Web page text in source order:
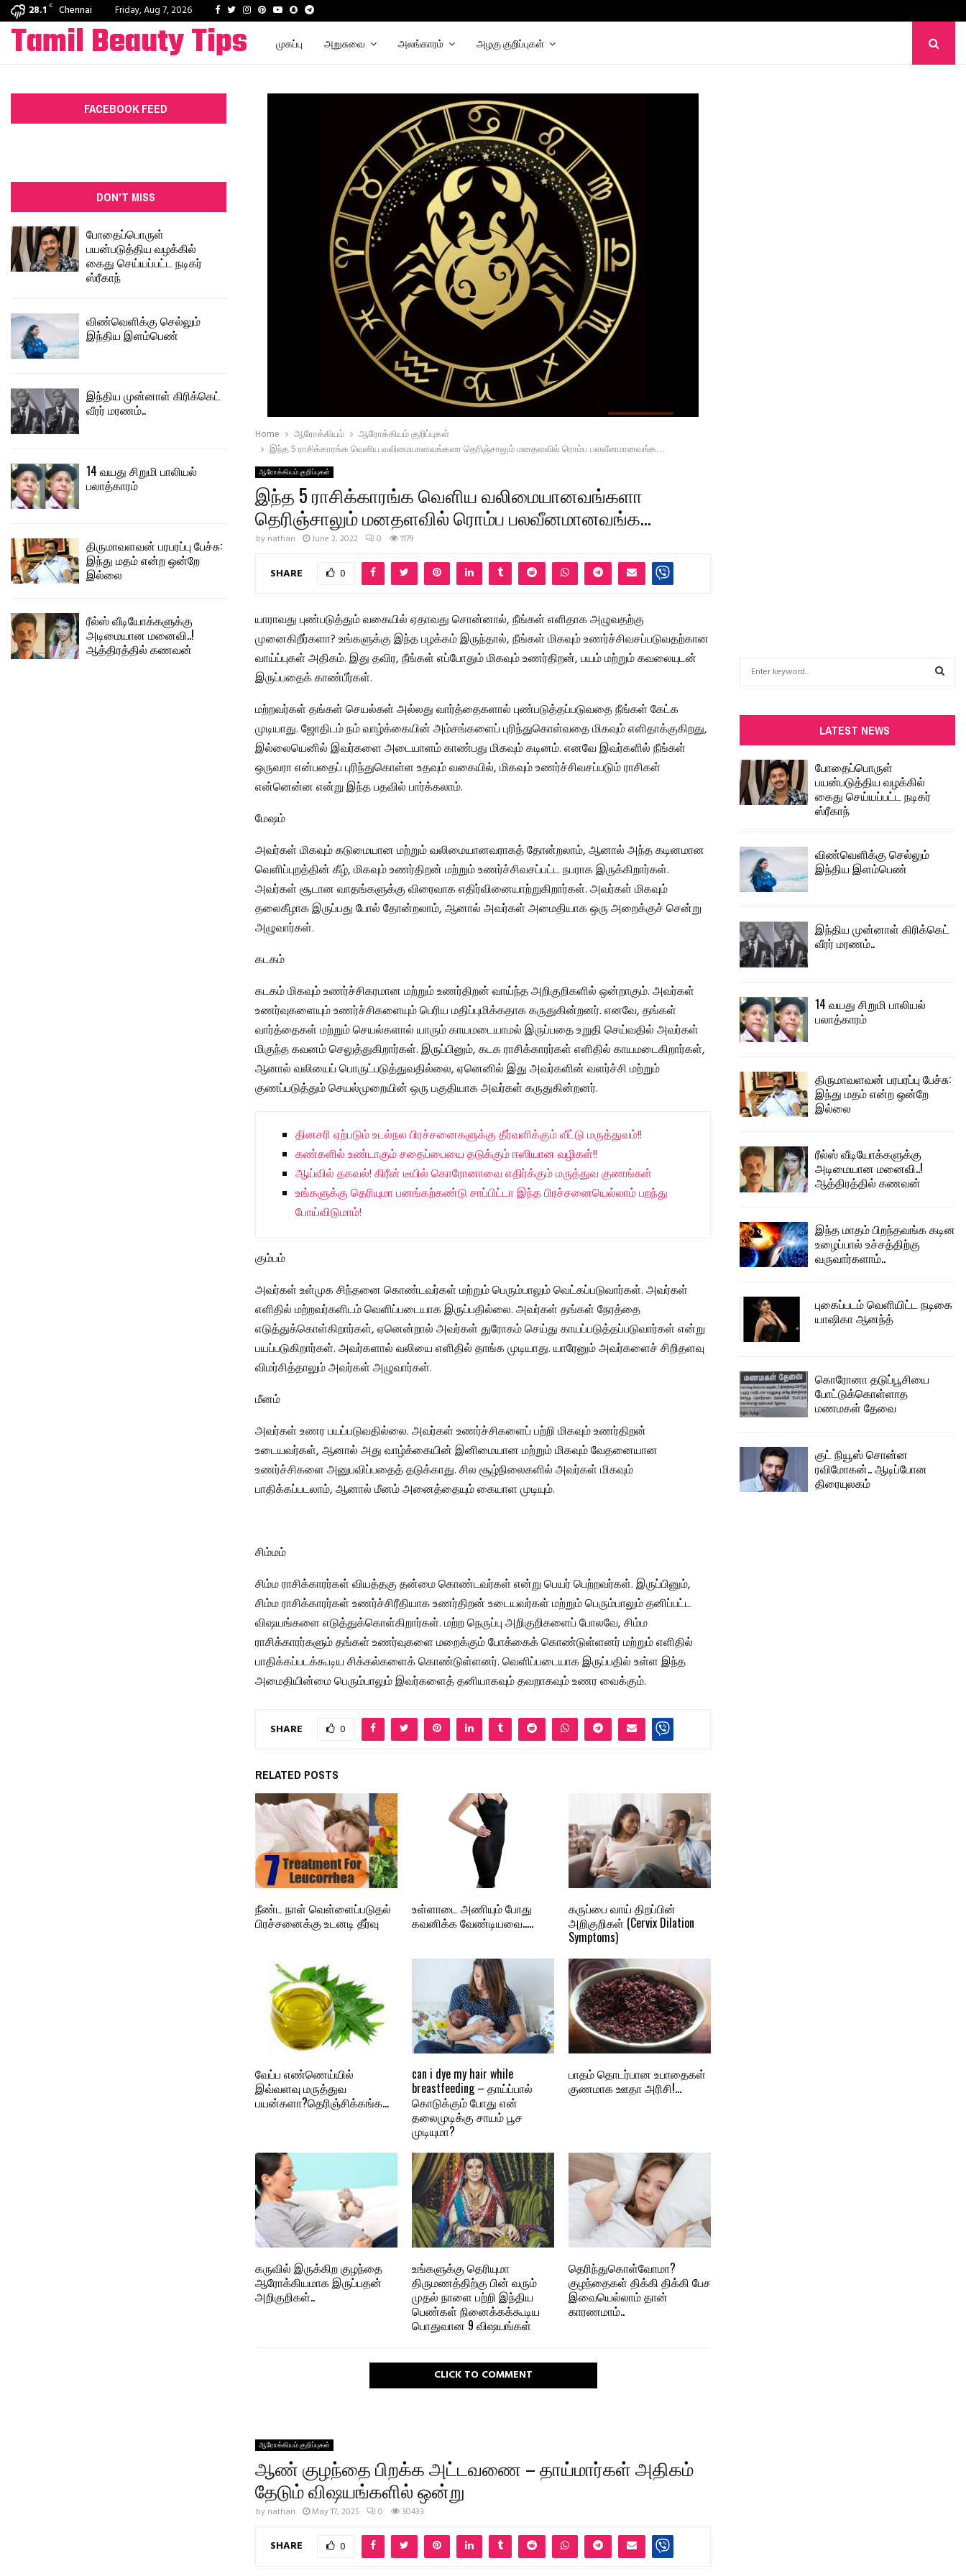
28.1 C Chennai Friday, Aug 7, 2026 Facebook
TwitterInstagram
PinterestYoutube
SnapchatTelegram
Tamil Beauty Tips முகப்பு அறுசுவை அலங்காரம் அழகு குறிப்புகள்
Home ஆரோக்கியம்
ஆரோக்கியம் குறிப்புகள்
இந்த 5 ராசிக்காரங்க வெளிய வலிமையானவங்களா தெரிஞ்சாலும் மனதளவில் ரொம்ப பலவீனமானவங்க…
ஆரோக்கியம் குறிப்புகள்
இந்த 5 ராசிக்காரங்க வெளிய வலிமையானவங்களா
தெரிஞ்சாலும் மனதளவில் ரொம்ப பலவீனமானவங்க…
by nathan June 2, 2022 0 1179
SHARE 0
யாராவது புண்படுத்தும் வகையில் ஏதாவது சொன்னால், நீங்கள் எளிதாக அழுவதற்கு
முனைகிறீர்களா? உங்களுக்கு இந்த பழக்கம் இருந்தால், நீங்கள் மிகவும் உணர்ச்சிவசப்படுவதற்கான
வாய்ப்புகள் அதிகம். இது தவிர, நீங்கள் எப்போதும் மிகவும் உணர்திறன், பயம் மற்றும் கவலையுடன்
இருப்பதைக் காண்பீர்கள்.
மற்றவர்கள் தங்கள் செயல்கள் அல்லது வார்த்தைகளால் புண்படுத்தப்படுவதை நீங்கள் கேட்க
முடியாது. ஜோதிடம் நம் வாழ்க்கையின் அம்சங்களைப் புரிந்துகொள்வதை மிகவும் எளிதாக்குகிறது,
இல்லையெனில் இவர்களை அடையாளம் காண்பது மிகவும் கடினம். எனவே இவர்களில் நீங்கள்
ஒருவரா என்பதைப் புரிந்துகொள்ள உதவும் வகையில், மிகவும் உணர்ச்சிவசப்படும் ராசிகள்
என்னென்ன என்று இந்த பதவில் பார்க்கலாம்.
மேஷம்
அவர்கள் மிகவும் கடுமையான மற்றும் வலிமையானவராகத் தோன்றலாம், ஆனால் அந்த கடினமான
வெளிப்புறத்தின் கீழ், மிகவும் உணர்திறன் மற்றும் உணர்ச்சிவசப்பட்ட நபராக இருக்கிறார்கள்.
அவர்கள் சூடான வாதங்களுக்கு விரைவாக எதிர்வினையாற்றுகிறார்கள். அவர்கள் மிகவும்
தலைகீழாக இருப்பது போல் தோன்றலாம், ஆனால் அவர்கள் அமைதியாக ஒரு அறைக்குச் சென்று
அழுவார்கள்.
கடகம்
கடகம் மிகவும் உணர்ச்சிகரமான மற்றும் உணர்திறன் வாய்ந்த அறிகுறிகளில் ஒன்றாகும். அவர்கள்
உணர்வுகளையும் உணர்ச்சிகளையும் பெரிய மதிப்புமிக்கதாக கருதுகின்றனர். எனவே, தங்கள்
வார்த்தைகள் மற்றும் செயல்களால் யாரும் காயமடையாமல் இருப்பதை உறுதி செய்வதில் அவர்கள்
மிகுந்த கவனம் செலுத்துகிறார்கள். இருப்பினும், கடக ராசிக்காரர்கள் எளிதில் காயமடைகிறார்கள்,
ஆனால் வலியைப் பொருட்படுத்துவதில்லை, ஏனெனில் இது அவர்களின் வளர்ச்சி மற்றும்
குணப்படுத்தும் செயல்முறையின் ஒரு பகுதியாக அவர்கள் கருதுகின்றனர்.
தினசரி ஏற்படும் உடல்நல பிரச்சனைகளுக்கு தீர்வளிக்கும் வீட்டு மருத்துவம்!!
கண்களில் உண்டாகும் சதைப்பையை தடுக்கும் ஈஸியான வழிகள்!!
ஆய்வில் தகவல்! கிரீன் டீயில் கொரோனாவை எதிர்க்கும் மருத்துவ குணங்கள்
உங்களுக்கு தெரியுமா பனங்கற்கண்டு சாப்பிட்டா இந்த பிரச்சனையெல்லாம் பறந்து
போய்விடுமாம்!
கும்பம்
அவர்கள் உள்முக சிந்தனை கொண்டவர்கள் மற்றும் பெரும்பாலும் வெட்கப்படுவார்கள். அவர்கள்
எளிதில் மற்றவர்களிடம் வெளிப்படையாக இருப்பதில்லை. அவர்கள் தங்கள் நேரத்தை
எடுத்துக்கொள்கிறார்கள், ஏனென்றால் அவர்கள் துரோகம் செய்து காயப்படுத்தப்படுவார்கள் என்று
பயப்படுகிறார்கள். அவர்களால் வலியை எளிதில் தாங்க முடியாது. யாரேனும் அவர்களைச் சிறிதளவு
விமர்சித்தாலும் அவர்கள் அழுவார்கள்.
மீனம்
அவர்கள் உணர பயப்படுவதில்லை. அவர்கள் உணர்ச்சிகளைப் பற்றி மிகவும் உணர்திறன்
உடையவர்கள், ஆனால் அது வாழ்க்கையின் இனிமையான மற்றும் மிகவும் வேதனையான
உணர்ச்சிகளை அனுபவிப்பதைத் தடுக்காது. சில சூழ்நிலைகளில் அவர்கள் மிகவும்
பாதிக்கப்படலாம், ஆனால் மீனம் அனைத்தையும் கையாள முடியும்.
சிம்மம்
சிம்ம ராசிக்காரர்கள் வியத்தகு தன்மை கொண்டவர்கள் என்று பெயர் பெற்றவர்கள். இருப்பினும்,
சிம்ம ராசிக்காரர்கள் உணர்ச்சிரீதியாக உணர்திறன் உடையவர்கள் மற்றும் பெரும்பாலும் தனிப்பட்ட
விஷயங்களை எடுத்துக்கொள்கிறார்கள். மற்ற நெருப்பு அறிகுறிகளைப் போலவே, சிம்ம
ராசிக்காரர்களும் தங்கள் உணர்வுகளை மறைக்கும் போக்கைக் கொண்டுள்ளனர் மற்றும் எளிதில்
பாதிக்கப்படக்கூடிய சிக்கல்களைக் கொண்டுள்ளனர். வெளிப்படையாக இருப்பதில் உள்ள இந்த
அமைதியின்மை பெரும்பாலும் இவர்களைத் தனியாகவும் தவறாகவும் உணர வைக்கும்.
SHARE 0
RELATED POSTS
நீண்ட நாள் வெள்ளைப்படுதல்
பிரச்சனைக்கு உடனடி தீர்வு
உள்ளாடை அணியும் போது
கவனிக்க வேண்டியவை…..
கருப்பை வாய் திறப்பின்
அறிகுறிகள் (Cervix Dilation
Symptoms)
வேப்ப எண்ணெய்யில்
இவ்வளவு மருத்துவ
பயன்களா?தெரிஞ்சிக்கங்க…
can i dye my hair while
breastfeeding – தாய்ப்பால்
கொடுக்கும் போது என்
தலைமுடிக்கு சாயம் பூச
முடியுமா?
பாதம் தொடர்பான உபாதைகள்
குணமாக ஊதா அரிசி!…
கருவில் இருக்கிற குழந்தை
ஆரோக்கியமாக இருப்பதன்
அறிகுறிகள்..
உங்களுக்கு தெரியுமா
திருமணத்திற்கு பின் வரும்
முதல் நாளை பற்றி இந்திய
பெண்கள் நினைக்கக்கூடிய
பொதுவான 9 விஷயங்கள்
தெரிந்துகொள்வோமா?
குழந்தைகள் திக்கி திக்கி பேச
இவையெல்லாம் தான்
காரணமாம்..
CLICK TO COMMENT
ஆரோக்கியம் குறிப்புகள்
ஆண் குழந்தை பிறக்க அட்டவணை – தாய்மார்கள் அதிகம்
தேடும் விஷயங்களில் ஒன்று
by nathan May 17, 2025 0 30433
SHARE 0
FACEBOOK FEED
DON'T MISS
போதைப்பொருள்
பயன்படுத்திய வழக்கில்
கைது செய்யப்பட்ட நடிகர்
ஸ்ரீகாந்
விண்வெளிக்கு செல்லும்
இந்திய இளம்பெண்
இந்திய முன்னாள் கிரிக்கெட்
வீரர் மரணம்..
14 வயது சிறுமி பாலியல்
பலாத்காரம்
திருமாவளவன் பரபரப்பு பேச்சு:
இந்து மதம் என்ற ஒன்றே
இல்லை
ரீல்ஸ் வீடியோக்களுக்கு
அடிமையான மனைவி..!
ஆத்திரத்தில் கணவன்
f
o
r
:
LATEST NEWS
போதைப்பொருள்
பயன்படுத்திய வழக்கில்
கைது செய்யப்பட்ட நடிகர்
ஸ்ரீகாந்
விண்வெளிக்கு செல்லும்
இந்திய இளம்பெண்
இந்திய முன்னாள் கிரிக்கெட்
வீரர் மரணம்..
14 வயது சிறுமி பாலியல்
பலாத்காரம்
திருமாவளவன் பரபரப்பு பேச்சு:
இந்து மதம் என்ற ஒன்றே
இல்லை
ரீல்ஸ் வீடியோக்களுக்கு
அடிமையான மனைவி..!
ஆத்திரத்தில் கணவன்
இந்த மாதம் பிறந்தவங்க கடின
உழைப்பால் உச்சத்திற்கு
வருவார்களாம்..
புகைப்படம் வெளியிட்ட நடிகை
யாஷிகா ஆனந்த்
கொரோனா தடுப்பூசியை
போட்டுக்கொள்ளாத
மணமகள் தேவை
குட் நியூஸ் சொன்ன
ரவிமோகன்.. ஆடிப்போன
திரையுலகம்